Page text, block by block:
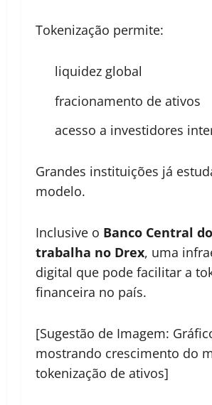
Tokenização permite:
liquidez global
fracionamento de ativos
acesso a investidores
Grandes instituições já
modelo.
Inclusive o Banco Central
trabalha no Drex, uma
digital que pode facilitar a
financeira no país.
[Sugestão de Imagem:
mostrando crescimento do
tokenização de ativos]